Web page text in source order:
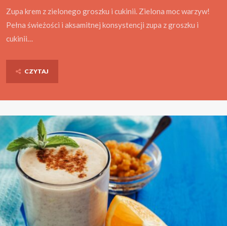
Zupa krem z zielonego groszku i cukinii. Zielona moc warzyw!
Pełna świeżości i aksamitnej konsystencji zupa z groszku i
cukinii…
CZYTAJ